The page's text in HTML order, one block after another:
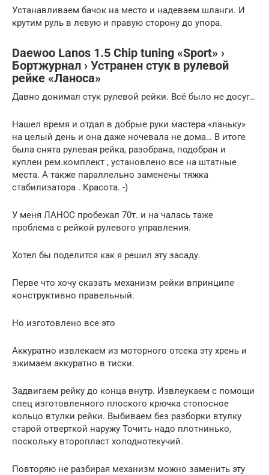
Устанавливаем бачок на место и надеваем шланги. И
крутим руль в левую и правую сторону до упора.
Daewoo Lanos 1.5 Сhip tuning «Sport» ›
Бортжурнал › Устранен стук в рулевой
рейке «Ланоса»
Давно донимал стук рулевой рейки. Всё было не досуг…
Нашел время и отдал в добрые руки мастера «ланьку»
на целый день и она даже ночевала не дома… В итоге
была снята рулевая рейка, разобрана, подобран и
куплен рем.комплект , установлено все на штатные
места. А также параллельно заменены тяжка
стабилизатора . Красота. -)
У меня ЛАНОС пробежал 70т. и на чалась таже
проблема с рейкой рулевого управления.
Хотел бы поделится как я решил эту засаду.
Перве что хочу сказать механизм рейки впринципе
конструктивно правельный.
Но изготовлено все это
Аккуратно извлекаем из моторного отсека эту хрень и
зжимаем аккуратно в тиски.
Задвигаем рейку до конца внутр. Извлеукаем с помощи
спец изготовленного плоского крючка стопосное
кольцо втулки рейки. Выбиваем без разборки втулку
старой отверткой наружу Точить надо плотнинько,
поскольку второпласт холоднотекучий.
Повторяю не разбирая механизм можно заменить эту